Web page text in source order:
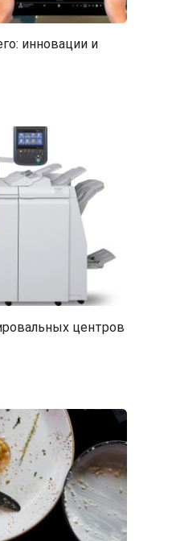
инновации и
центров